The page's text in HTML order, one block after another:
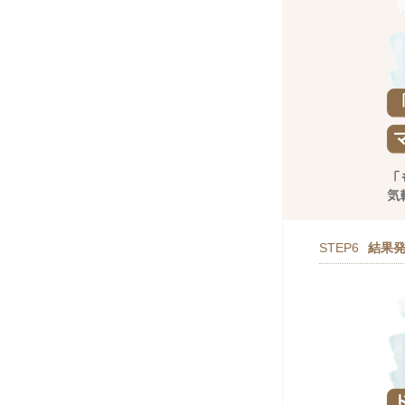
STEP6 結果